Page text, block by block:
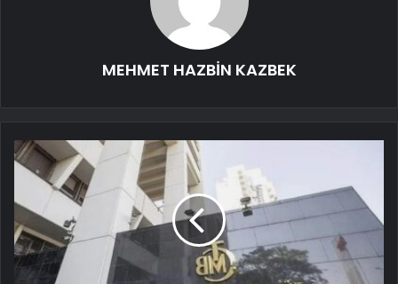
MEHMET HAZBİN KAZBEK